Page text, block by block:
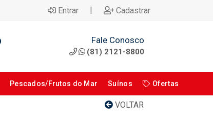
Entrar | Cadastrar
Fale Conosco
(81) 2121-8800
Pescados/Frutos do Mar Suínos Ofertas
VOLTAR